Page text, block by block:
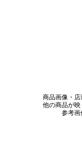
商品画像・店
他の商品が映
参考画